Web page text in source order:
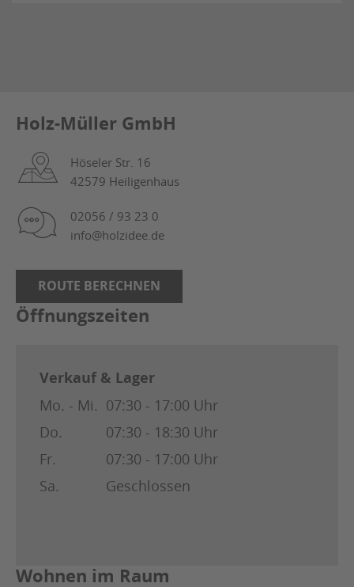
Holz-Müller GmbH
Höseler Str. 16
42579 Heiligenhaus
02056 / 93 23 0
info@holzidee.de
ROUTE BERECHNEN
Öffnungszeiten
Verkauf & Lager
Mo. - Mi. 07:30 - 17:00 Uhr
Do.
07:30 - 18:30 Uhr
Fr.
07:30 - 17:00 Uhr
Sa.
Geschlossen
Wohnen im Raum